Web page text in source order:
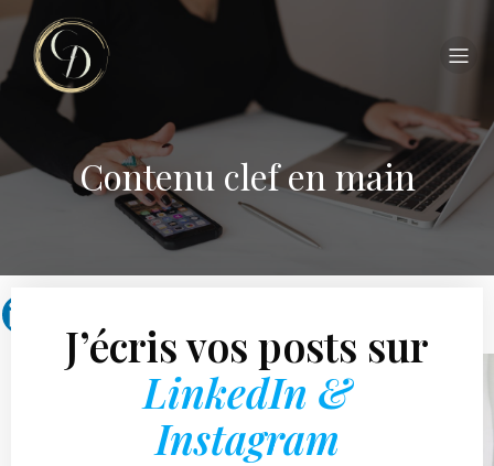
Contenu clef en main
J’écris vos posts sur
LinkedIn &
Instagram